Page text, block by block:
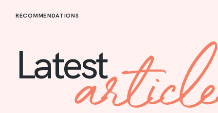
RECOMMENDATIONS
Latest